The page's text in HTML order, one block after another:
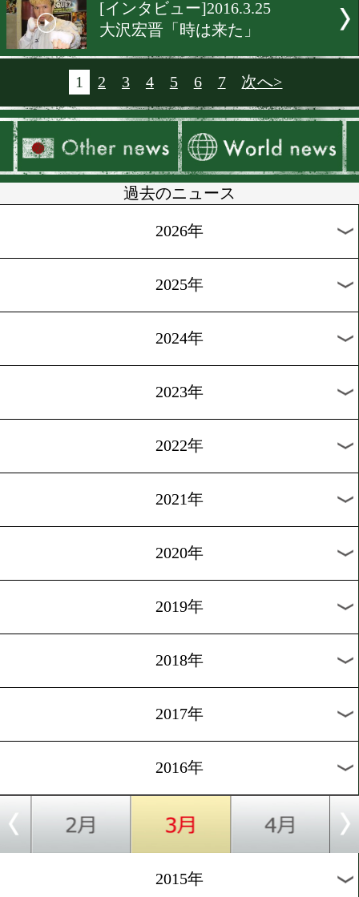
[試合後会見]2016.3.26
軽量級の熱き戦い
[前日計量]2016.3.26
辰吉寿以輝「普通に勝つ」
[前日計量]2016.3.25
福原辰弥「最初から攻める
[ランキング]2016.3.25
益田、西田が新王者に
大沢宏晋「時は来た」
1 2 3 4 5 6 7 次へ>
過去のニュース
2025年
2024年
2023年